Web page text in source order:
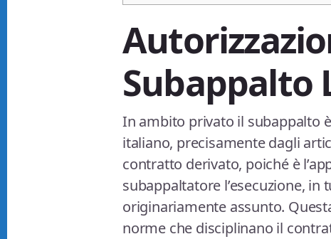
Subappalto
In ambito privato il subappalto
italiano, precisamente dagli
contratto derivato, poiché è
subappaltatore l’esecuzione, in
originariamente assunto.
norme che disciplinano il